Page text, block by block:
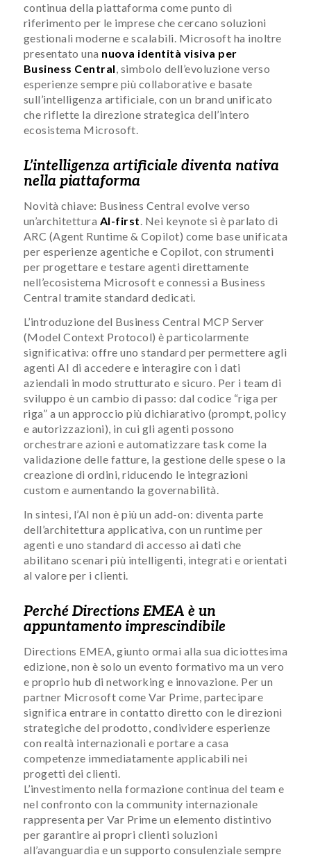
continua della piattaforma come punto di
riferimento per le imprese che cercano soluzioni
gestionali moderne e scalabili. Microsoft ha inoltre
presentato una nuova identità visiva per
Business Central, simbolo dell’evoluzione verso
esperienze sempre più collaborative e basate
sull’intelligenza artificiale, con un brand unificato
che riflette la direzione strategica dell’intero
ecosistema Microsoft.
L’intelligenza artificiale diventa nativa
nella piattaforma
Novità chiave: Business Central evolve verso
un’architettura AI-first. Nei keynote si è parlato di
ARC (Agent Runtime & Copilot) come base unificata
per esperienze agentiche e Copilot, con strumenti
per progettare e testare agenti direttamente
nell’ecosistema Microsoft e connessi a Business
Central tramite standard dedicati.
L’introduzione del Business Central MCP Server
(Model Context Protocol) è particolarmente
significativa: offre uno standard per permettere agli
agenti AI di accedere e interagire con i dati
aziendali in modo strutturato e sicuro. Per i team di
sviluppo è un cambio di passo: dal codice “riga per
riga” a un approccio più dichiarativo (prompt, policy
e autorizzazioni), in cui gli agenti possono
orchestrare azioni e automatizzare task come la
validazione delle fatture, la gestione delle spese o la
creazione di ordini, riducendo le integrazioni
custom e aumentando la governabilità.
In sintesi, l’AI non è più un add-on: diventa parte
dell’architettura applicativa, con un runtime per
agenti e uno standard di accesso ai dati che
abilitano scenari più intelligenti, integrati e orientati
al valore per i clienti.
Perché Directions EMEA è un
appuntamento imprescindibile
Directions EMEA, giunto ormai alla sua diciottesima
edizione, non è solo un evento formativo ma un vero
e proprio hub di networking e innovazione. Per un
partner Microsoft come Var Prime, partecipare
significa entrare in contatto diretto con le direzioni
strategiche del prodotto, condividere esperienze
con realtà internazionali e portare a casa
competenze immediatamente applicabili nei
progetti dei clienti.
L’investimento nella formazione continua del team e
nel confronto con la community internazionale
rappresenta per Var Prime un elemento distintivo
per garantire ai propri clienti soluzioni
all’avanguardia e un supporto consulenziale sempre